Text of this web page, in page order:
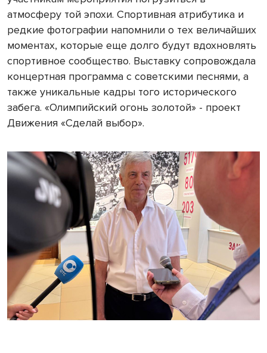
атмосферу той эпохи. Спортивная атрибутика и
редкие фотографии напомнили о тех величайших
моментах, которые еще долго будут вдохновлять
спортивное сообщество. Выставку сопровождала
концертная программа с советскими песнями, а
также уникальные кадры того исторического
забега. «Олимпийский огонь золотой» - проект
Движения «Сделай выбор».